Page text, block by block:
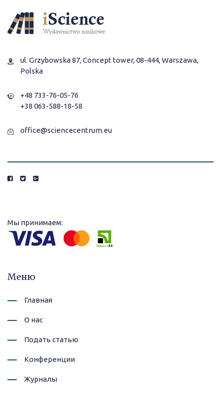
ul. Grzybowska 87, Concept tower, 08-444, Warszawa,
Polska
+48 733-76-05-76
+38 063-588-18-58
office@sciencecentrum.eu
Мы принимаем:
Меню
Главная
О нас
Подать статью
Конференции
Журналы